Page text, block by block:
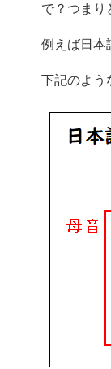
で？つまり
例えば日本
下記のよう